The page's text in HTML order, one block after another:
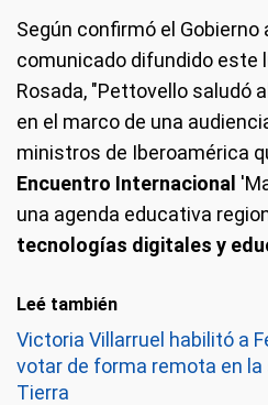
Según confirmó el Gobierno
comunicado difundido este
Rosada, "Pettovello saludó
en el marco de una
ministros de Iberoamérica
Encuentro Internacional
una agenda educativa
tecnologías digitales y
Leé también
Victoria Villarruel habilitó a
votar de forma remota en la
Tierra